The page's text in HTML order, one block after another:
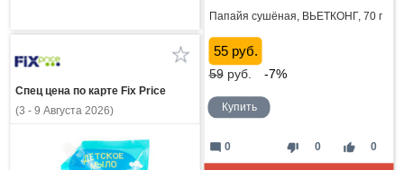
Папайя сушёная, ВЬЕТКОНГ, 70 г
55 руб.
59руб. -7%
Купить
thumb_down 0 thumb_up 0
mode_comment 0
Спец цена по карте Fix Price
(3 - 9 Августа 2026)